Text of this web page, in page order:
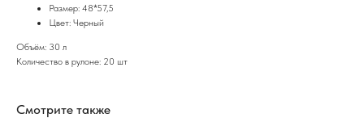
Размер: 48*57,5
Цвет: Черный
Объём: 30 л
Количество в рулоне: 20 шт
Смотрите также